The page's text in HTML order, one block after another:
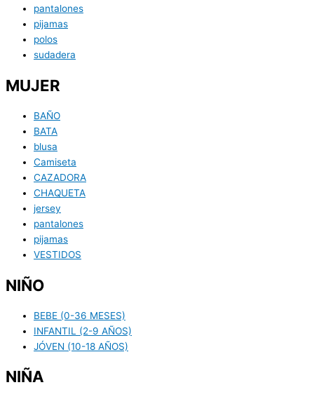
pantalones
pijamas
polos
sudadera
MUJER
BAÑO
BATA
blusa
Camiseta
CAZADORA
CHAQUETA
jersey
pantalones
pijamas
VESTIDOS
NIÑO
BEBE (0-36 MESES)
INFANTIL (2-9 AÑOS)
JÓVEN (10-18 AÑOS)
NIÑA